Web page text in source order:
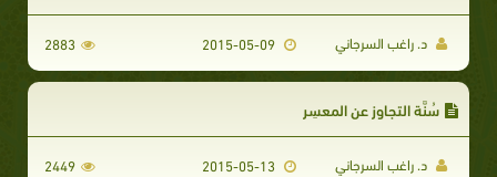
د. راغب السرجاني 2015-05-09
2883
سُنَّة التجاوز عن المعسِر
د. راغب السرجاني 2015-05-13
2449